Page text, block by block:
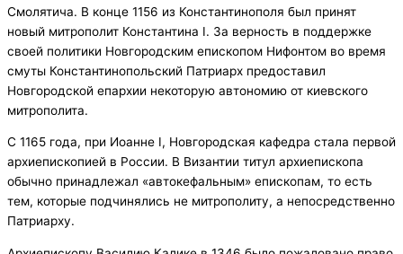
Смолятича. В конце 1156 из Константинополя был принят
новый митрополит Константина I. За верность в поддержке
своей политики Новгородским епископом Нифонтом во время
смуты Константинопольский Патриарх предоставил
Новгородской епархии некоторую автономию от киевского
митрополита.
С 1165 года, при Иоанне I, Новгородская кафедра стала первой
архиепископией в России. В Византии титул архиепископа
обычно принадлежал «автокефальным» епископам, то есть
тем, которые подчинялись не митрополиту, а непосредственно
Патриарху.